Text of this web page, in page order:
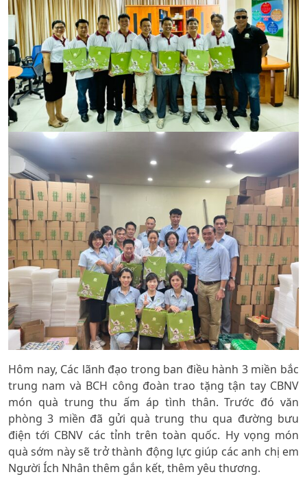
Hôm nay, Các lãnh đạo trong ban điều hành 3 miền bắc
trung nam và BCH công đoàn trao tặng tận tay CBNV
món quà trung thu ấm áp tình thân. Trước đó văn
phòng 3 miền đã gửi quà trung thu qua đường bưu
điện tới CBNV các tỉnh trên toàn quốc. Hy vọng món
quà sớm này sẽ trở thành động lực giúp các anh chị em
Người Ích Nhân thêm gắn kết, thêm yêu thương.